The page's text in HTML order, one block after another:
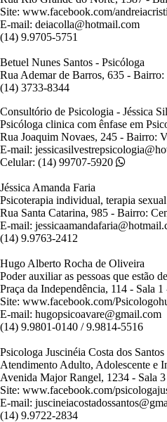
Site: www.facebook.com/
E-mail: deiacolla@hotmail.com
(14) 9.9705-5751
Betuel Nunes Santos - Psicóloga
Rua Ademar de Barros, 635 -
(14) 3733-8344
Consultório de Psicologia - Jéssica
Psicóloga clinica com ênfase em
Rua Joaquim Novaes, 245 - Bairro:
E-mail:
Celular: (14) 99707-5920
Jéssica Amanda Faria
Psicoterapia individual, terapia
Rua Santa Catarina, 985 - Bairro:
E-mail:
(14) 9.9763-2412
Hugo Alberto Rocha de Oliveira
Poder auxiliar as pessoas que estão
Praça da Independência, 114 - Sala
Site: www.facebook.com/
E-mail: hugopsicoavare@gmail.com
(14) 9.9801-0140 / 9.9814-5516
Psicologa Juscinéia Costa dos Santos
Atendimento Adulto, Adolescente e
Avenida Major Rangel, 1234 - Sala
Site: www.facebook.com/
E-mail:
(14) 9.9722-2834